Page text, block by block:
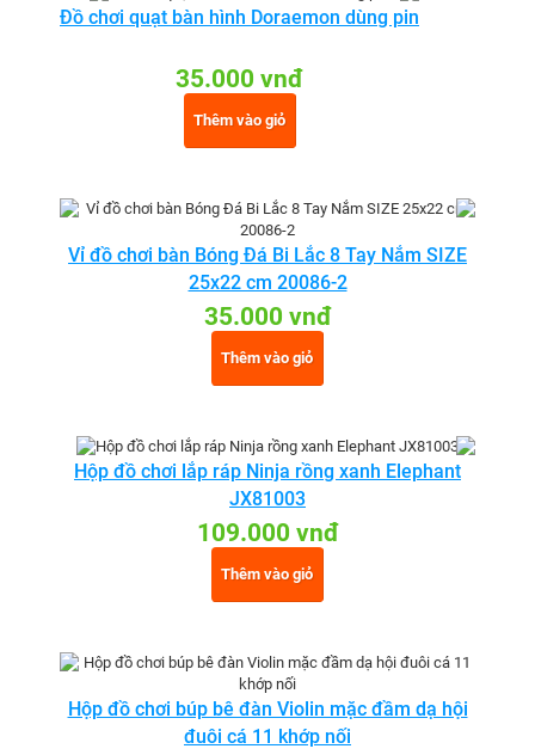
Đồ chơi quạt bàn hình Doraemon dùng pin
35.000 vnđ
Thêm vào giỏ
Vỉ đồ chơi bàn Bóng Đá Bi Lắc 8 Tay Nắm SIZE
25x22 cm 20086-2
35.000 vnđ
Thêm vào giỏ
Hộp đồ chơi lắp ráp Ninja rồng xanh Elephant
JX81003
109.000 vnđ
Thêm vào giỏ
Hộp đồ chơi búp bê đàn Violin mặc đầm dạ hội
đuôi cá 11 khớp nối